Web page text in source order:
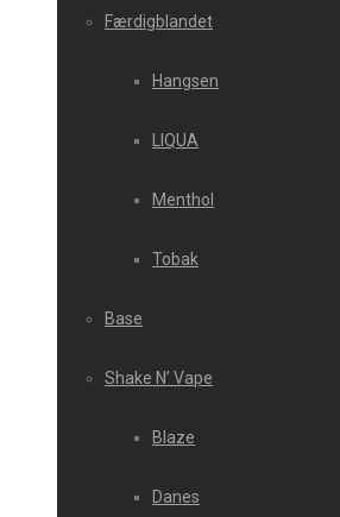
Færdigblandet
Hangsen
LIQUA
Menthol
Tobak
Base
Shake N’ Vape
Blaze
Danes